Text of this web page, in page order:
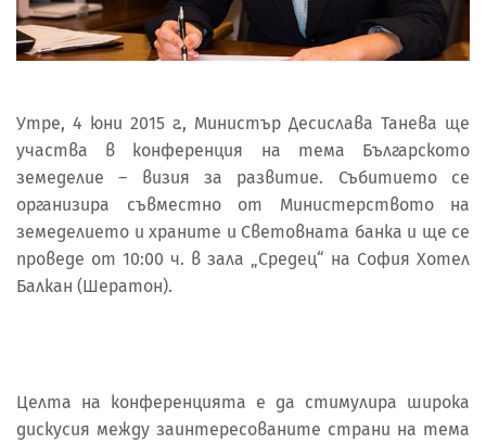
Утре, 4 юни 2015 г., Министър Десислава Танева ще
участва в конференция на тема Българското
земеделие – визия за развитие. Събитието се
организира съвместно от Министерството на
земеделието и храните и Световната банка и ще се
проведе от 10:00 ч. в зала „Средец“ на София Хотел
Балкан (Шератон).
Целта на конференцията е да стимулира широка
дискусия между заинтересованите страни на тема